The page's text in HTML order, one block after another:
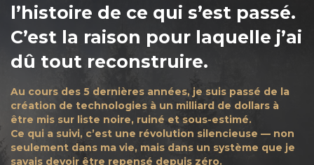
l’histoire de ce qui s’est passé.
C’est la raison pour laquelle j’ai
dû tout reconstruire.
Au cours des 5 dernières années, je suis passé de la
création de technologies à un milliard de dollars à
être mis sur liste noire, ruiné et sous-estimé.
Ce qui a suivi, c’est une révolution silencieuse — non
seulement dans ma vie, mais dans un système que je
savais devoir être repensé depuis zéro.